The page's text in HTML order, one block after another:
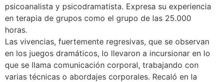
psicoanalista y psicodramatista. Expresa su experiencia
en terapia de grupos como el grupo de las 25.000
horas.
Las vivencias, fuertemente regresivas, que se observan
en los juegos dramáticos, lo llevaron a incursionar en lo
que se llama comunicación corporal, trabajando con
varias técnicas o abordajes corporales. Recaló en la